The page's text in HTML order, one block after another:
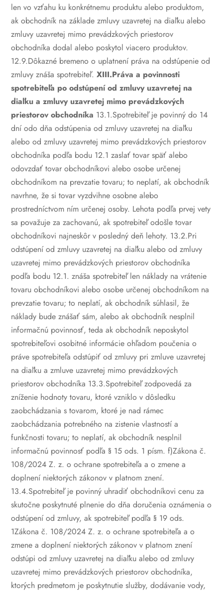
len vo vzťahu ku konkrétnemu produktu alebo produktom,
ak obchodník na základe zmluvy uzavretej na diaľku alebo
zmluvy uzavretej mimo prevádzkových priestorov
obchodníka dodal alebo poskytol viacero produktov.
12.9.Dôkazné bremeno o uplatnení práva na odstúpenie od
zmluvy znáša spotrebiteľ.XIII.Práva a povinnosti
spotrebiteľa po odstúpení od zmluvy uzavretej na
diaľku a zmluvy uzavretej mimo prevádzkových
priestorov obchodníka 13.1.Spotrebiteľ je povinný do 14
dní odo dňa odstúpenia od zmluvy uzavretej na diaľku
alebo od zmluvy uzavretej mimo prevádzkových priestorov
obchodníka podľa bodu 12.1 zaslať tovar späť alebo
odovzdať tovar obchodníkovi alebo osobe určenej
obchodníkom na prevzatie tovaru; to neplatí, ak obchodník
navrhne, že si tovar vyzdvihne osobne alebo
prostredníctvom ním určenej osoby. Lehota podľa prvej vety
sa považuje za zachovanú, ak spotrebiteľ odošle tovar
obchodníkovi najneskôr v posledný deň lehoty. 13.2.Pri
odstúpení od zmluvy uzavretej na diaľku alebo od zmluvy
uzavretej mimo prevádzkových priestorov obchodníka
podľa bodu 12.1. znáša spotrebiteľ len náklady na vrátenie
tovaru obchodníkovi alebo osobe určenej obchodníkom na
prevzatie tovaru; to neplatí, ak obchodník súhlasil, že
náklady bude znášať sám, alebo ak obchodník nesplnil
informačnú povinnosť, teda ak obchodník neposkytol
spotrebiteľovi osobitné informácie ohľadom poučenia o
práve spotrebiteľa odstúpiť od zmluvy pri zmluve uzavretej
na diaľku a zmluve uzavretej mimo prevádzkových
priestorov obchodníka 13.3.Spotrebiteľ zodpovedá za
zníženie hodnoty tovaru, ktoré vzniklo v dôsledku
zaobchádzania s tovarom, ktoré je nad rámec
zaobchádzania potrebného na zistenie vlastností a
funkčnosti tovaru; to neplatí, ak obchodník nesplnil
informačnú povinnosť podľa § 15 ods. 1 písm. f)Zákona č.
108/2024 Z. z. o ochrane spotrebiteľa a o zmene a
doplnení niektorých zákonov v platnom znení.
13.4.Spotrebiteľ je povinný uhradiť obchodníkovi cenu za
skutočne poskytnuté plnenie do dňa doručenia oznámenia o
odstúpení od zmluvy, ak spotrebiteľ podľa § 19 ods.
1Zákona č. 108/2024 Z. z. o ochrane spotrebiteľa a o
zmene a doplnení niektorých zákonov v platnom znení
odstúpi od zmluvy uzavretej na diaľku alebo od zmluvy
uzavretej mimo prevádzkových priestorov obchodníka,
ktorých predmetom je poskytnutie služby, dodávanie vody,